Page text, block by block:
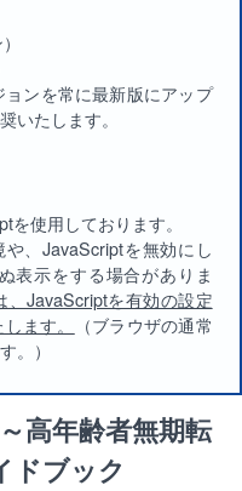
ンを常に最新版にアップ
いたします。
使用しております。
、JavaScriptを無効にし
表示をする場合がありま
JavaScriptを有効の設定
ます。
（ブラウザの通常
。）
高年齢者無期転
ドブック